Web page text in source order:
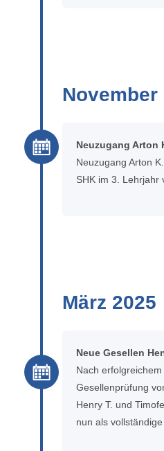
Neuzugang Arton
Neuzugang Arton
SHK im 3. Lehrjahr
November
März 2025
Neue Gesellen
Nach
Gesellenprüfung
Henry T. und
nun als vollständige